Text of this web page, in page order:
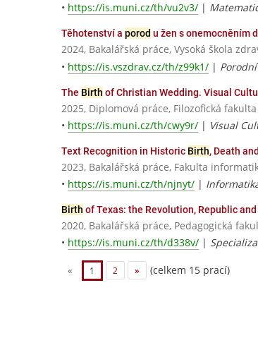
• https://is.muni.cz/th/vu2v3/ |
Těhotenství a porod u žen s onemocněním
2024, Bakalářská práce, Vysoká škola
• https://is.vszdrav.cz/th/z99k1/ |
The Birth of Christian Wedding. Visual
2025, Diplomová práce, Filozofická
• https://is.muni.cz/th/cwy9r/ | Visual
Text Recognition in Historic Birth, Death
2023, Bakalářská práce, Fakulta
• https://is.muni.cz/th/njnyt/ |
Birth of Texas: the Revolution, Republic and
2020, Bakalářská práce, Pedagogická
• https://is.muni.cz/th/d338v/ |
« 1 2 » (celkem 15 prací)